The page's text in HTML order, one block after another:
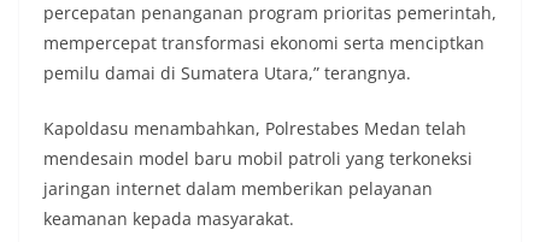
percepatan penanganan program prioritas pemerintah,
mempercepat transformasi ekonomi serta menciptkan
pemilu damai di Sumatera Utara,” terangnya.
Kapoldasu menambahkan, Polrestabes Medan telah
mendesain model baru mobil patroli yang terkoneksi
jaringan internet dalam memberikan pelayanan
keamanan kepada masyarakat.